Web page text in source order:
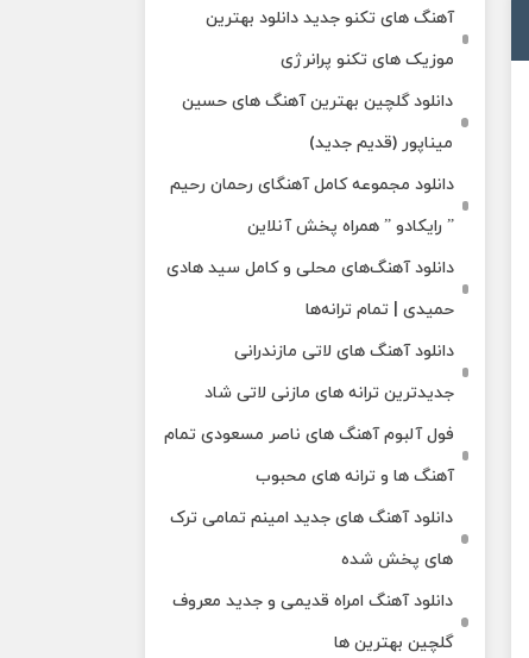
آهنگ های تکنو جدید دانلود بهترین
موزیک های تکنو پرانرژی
دانلود گلچین بهترین آهنگ های حسین
میناپور (قدیم جدید)
دانلود مجموعه کامل آهنگای رحمان رحیم
” رایکادو ” همراه پخش آنلاین
دانلود آهنگ‌های محلی و کامل سید هادی
حمیدی | تمام ترانه‌ها
دانلود آهنگ‌ های لاتی مازندرانی
جدیدترین ترانه های مازنی لاتی شاد
فول آلبوم آهنگ‌ های ناصر مسعودی تمام
آهنگ‌ ها و ترانه‌ های محبوب
دانلود آهنگ های جدید امینم تمامی ترک
های پخش شده
دانلود آهنگ امراه قدیمی و جدید معروف
گلچین بهترین ها